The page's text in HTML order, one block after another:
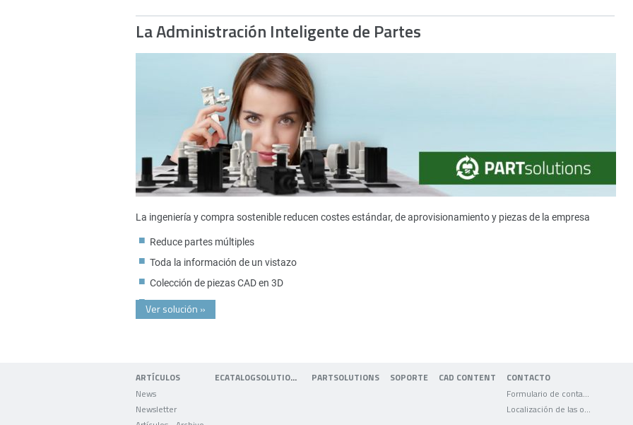
La Administración Inteligente de Partes
La ingeniería y compra sostenible reducen costes estándar, de aprovisionamiento y piezas de la empresa
Reduce partes múltiples
Toda la información de un vistazo
Colección de piezas CAD en 3D
Ver solución »
ARTÍCULOS
News
Newsletter
ECATALOGSOLUTIONS PARTSOLUTIONS SOPORTE CAD CONTENT CONTACTO